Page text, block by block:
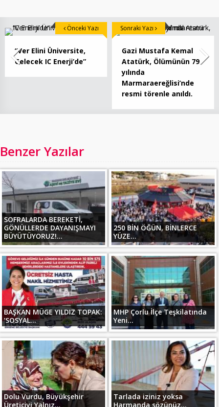
“Ver Elini Üniversite,
Gelecek IC Enerji’de”
Önceki Yazı
Gazi Mustafa Kemal
Atatürk, Ölümünün 79.
yılında
Marmaraereğlisi’nde
resmi törenle anıldı.
Sonraki Yazı
Benzer Yazılar
SOFRALARDA BEREKETİ,
GÖNÜLLERDE DAYANIŞMAYI
BÜYÜTÜYORUZ!...
250 BİN ÖĞÜN, BİNLERCE
YÜZE...
BAŞKAN MÜGE YILDIZ TOPAK:
‘SOSYAL...
MHP Çorlu İlçe Teşkilatında
Yeni...
Dolu Vurdu, Büyükşehir
Üreticiyi Yalnız...
Tarlada iziniz yoksa
Harmanda sözünüz...